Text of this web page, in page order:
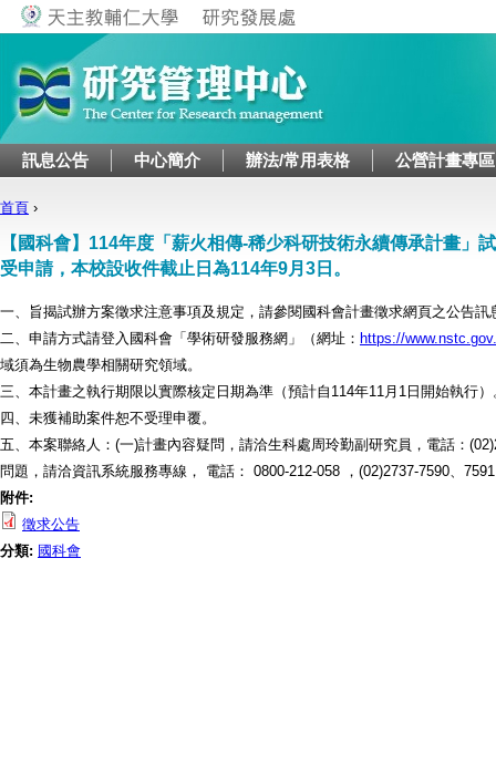
Jump to navigation
訊息公告 中心簡介 辦法/常用表格 公營計畫專區
您在這裡
首頁 ›
【國科會】114年度「薪火相傳-稀少科研技術永續傳承計畫」
受申請，本校設收件截止日為114年9月3日。
一、旨揭試辦方案徵求注意事項及規定，請參閱國科會計畫徵求網頁之公告訊
二、申請方式請登入國科會「學術研發服務網」（網址： https://
域須為生物農學相關研究領域。
三、本計畫之執行期限以實際核定日期為準（預計自114年11月1日開始執行）
四、未獲補助案件恕不受理申覆。
五、本案聯絡人：(一)計畫內容疑問，請洽生科處周玲勤副研究員，電話：
問題，請洽資訊系統服務專線， 電話： 0800-212-058 ，(02)2737-7590、
附件:
徵求公告
分類: 國科會